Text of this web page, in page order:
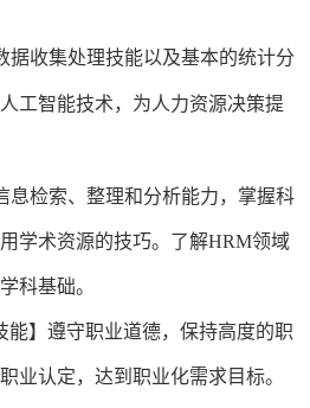
据收集处理技能以及基本的统计分
工智能技术， 为人力资源决策提
息检索、整理和分析能力，掌握科
学术资源的技巧。了解HRM领域
科基础。
能】 遵守职业道德，保持高度的职
业认定，达到职业化需求目标。